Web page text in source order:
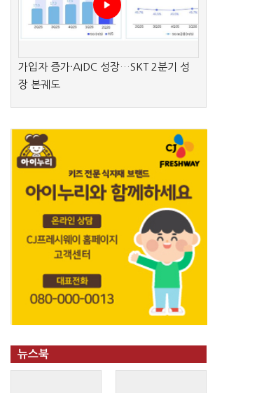
가입자 증가·AIDC 성장…SKT 2분기 성
장 본궤도
뉴스북